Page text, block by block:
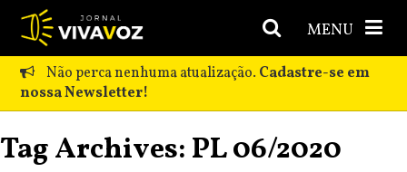
MENU
Não perca nenhuma atualização. Cadastre-se em
nossa Newsletter!
Tag Archives: PL 06/2020